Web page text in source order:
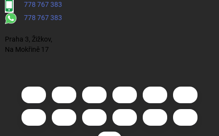
778 767 383
778 767 383
Praha 3, Žižkov,
Na Mokřině 17